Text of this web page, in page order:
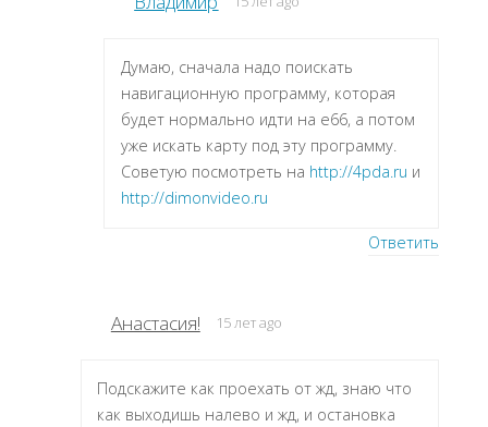
Думаю, сначала надо поискать
навигационную программу, которая
будет нормально идти на e66, а потом
уже искать карту под эту программу.
Советую посмотреть на http://4pda.ru и
http://dimonvideo.ru
Ответить
Анастасия! 15 лет ago
Подскажите как проехать от жд, знаю что
как выходишь налево и жд, и остановка